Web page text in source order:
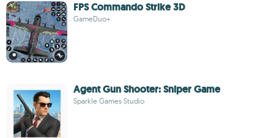
FPS Commando Strike 3D
GameDuo+
Agent Gun Shooter: Sniper Game
Sparkle Games Studio